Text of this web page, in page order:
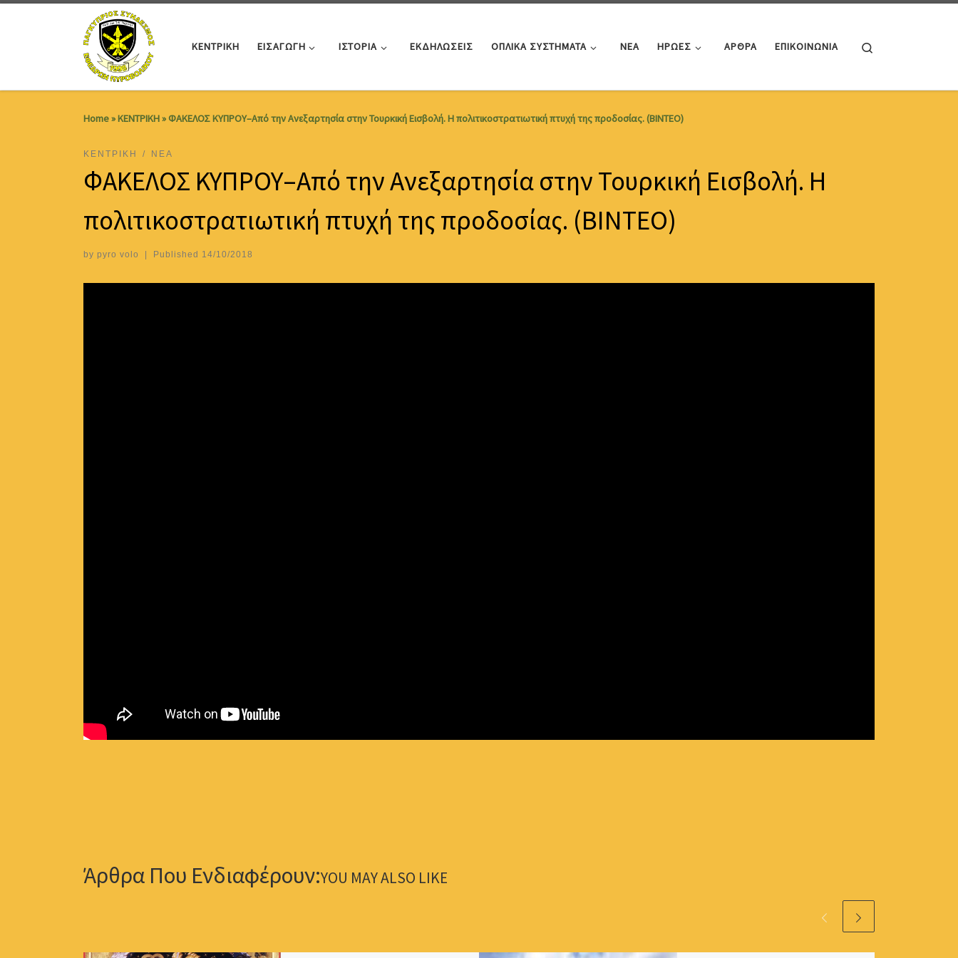
ΚΕΝΤΡΙΚΗ ΕΙΣΑΓΩΓΗ ΙΣΤΟΡΙΑ ΕΚΔΗΛΩΣΕΙΣ ΟΠΛΙΚΑ ΣΥΣΤΗΜΑΤΑ ΝΕΑ ΗΡΩΕΣ ΑΡΘΡΑ ΕΠΙΚΟΙΝΩΝΙΑ
Home»ΚΕΝΤΡΙΚΗ»ΦΑΚΕΛΟΣ ΚΥΠΡΟΥ–Από την Ανεξαρτησία στην Τουρκική Εισβολή. Η πολιτικοστρατιωτική πτυχή της προδοσίας. (ΒΙΝΤΕΟ)
ΚΕΝΤΡΙΚΗ ΝΕΑ
ΦΑΚΕΛΟΣ ΚΥΠΡΟΥ–Από την Ανεξαρτησία στην Τουρκική Εισβολή. Η
πολιτικοστρατιωτική πτυχή της προδοσίας. (ΒΙΝΤΕΟ)
by pyro volo Published 14/10/2018
YOU MAY ALSO LIKE